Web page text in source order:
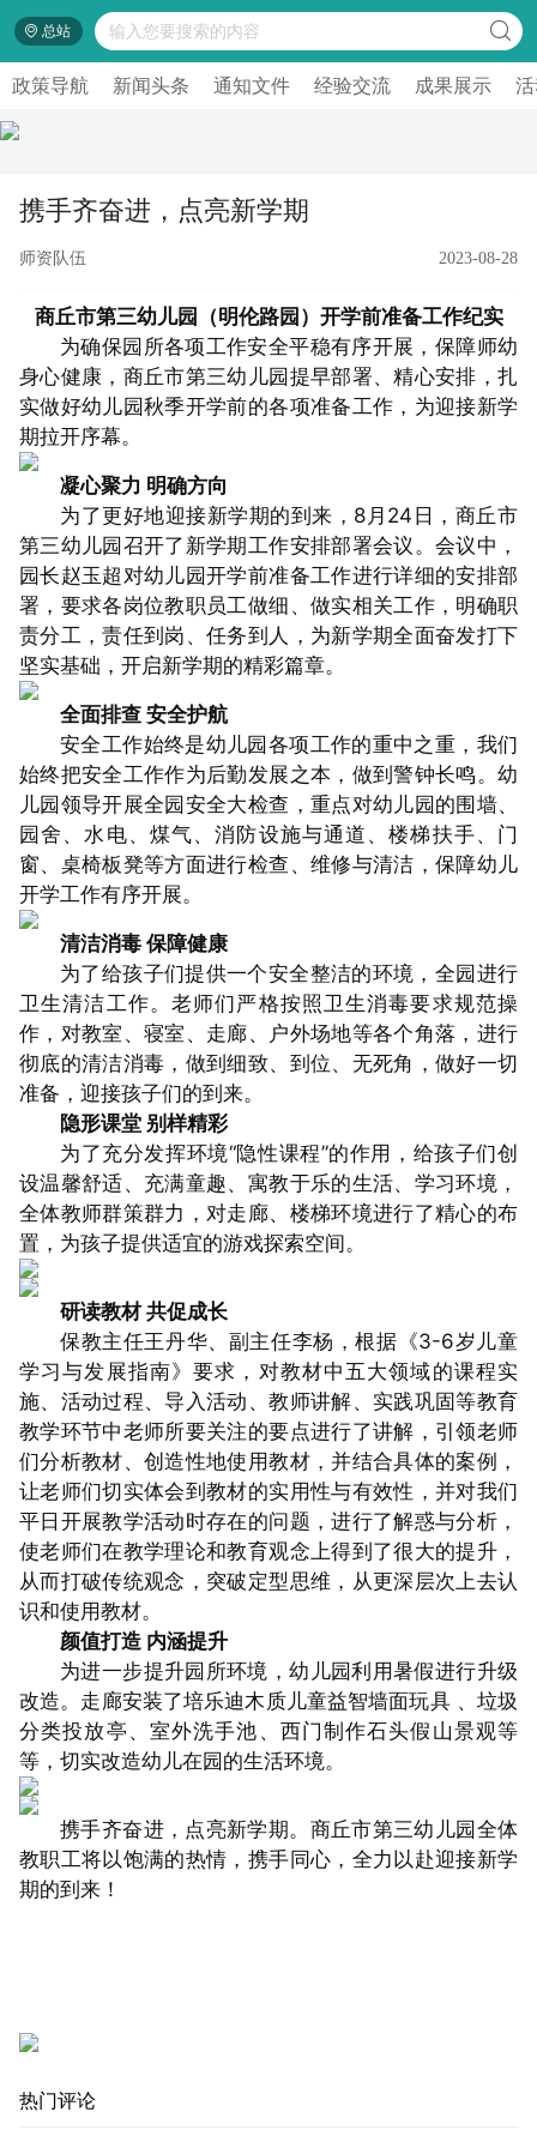
总站
政策导航 新闻头条 通知文件 经验交流 成果展示
携手齐奋进，点亮新学期
师资队伍 2023-08-28
商丘市第三幼儿园（明伦路园）开学前准备工作纪实
为确保园所各项工作安全平稳有序开展，保障师幼
身心健康，商丘市第三幼儿园提早部署、精心安排，扎
实做好幼儿园秋季开学前的各项准备工作，为迎接新学
期拉开序幕。
凝心聚力 明确方向
为了更好地迎接新学期的到来，8月24日，商丘市
第三幼儿园召开了新学期工作安排部署会议。会议中，
园长赵玉超对幼儿园开学前准备工作进行详细的安排部
署，要求各岗位教职员工做细、做实相关工作，明确职
责分工，责任到岗、任务到人，为新学期全面奋发打下
坚实基础，开启新学期的精彩篇章。
全面排查 安全护航
安全工作始终是幼儿园各项工作的重中之重，我们
始终把安全工作作为后勤发展之本，做到警钟长鸣。幼
儿园领导开展全园安全大检查，重点对幼儿园的围墙、
园舍、水电、煤气、消防设施与通道、楼梯扶手、门
窗、桌椅板凳等方面进行检查、维修与清洁，保障幼儿
开学工作有序开展。
清洁消毒 保障健康
为了给孩子们提供一个安全整洁的环境，全园进行
卫生清洁工作。老师们严格按照卫生消毒要求规范操
作，对教室、寝室、走廊、户外场地等各个角落，进行
彻底的清洁消毒，做到细致、到位、无死角，做好一切
准备，迎接孩子们的到来。
隐形课堂 别样精彩
为了充分发挥环境“隐性课程”的作用，给孩子们创
设温馨舒适、充满童趣、寓教于乐的生活、学习环境，
全体教师群策群力，对走廊、楼梯环境进行了精心的布
置，为孩子提供适宜的游戏探索空间。
研读教材 共促成长
保教主任王丹华、副主任李杨，根据《3-6岁儿童
学习与发展指南》要求，对教材中五大领域的课程实
施、活动过程、导入活动、教师讲解、实践巩固等教育
教学环节中老师所要关注的要点进行了讲解，引领老师
们分析教材、创造性地使用教材，并结合具体的案例，
让老师们切实体会到教材的实用性与有效性，并对我们
平日开展教学活动时存在的问题，进行了解惑与分析，
使老师们在教学理论和教育观念上得到了很大的提升，
从而打破传统观念，突破定型思维，从更深层次上去认
识和使用教材。
颜值打造 内涵提升
为进一步提升园所环境，幼儿园利用暑假进行升级
改造。走廊安装了培乐迪木质儿童益智墙面玩具 、垃圾
分类投放亭、室外洗手池、西门制作石头假山景观等
等，切实改造幼儿在园的生活环境。
携手齐奋进，点亮新学期。商丘市第三幼儿园全体
教职工将以饱满的热情，携手同心，全力以赴迎接新学
期的到来！
热门评论